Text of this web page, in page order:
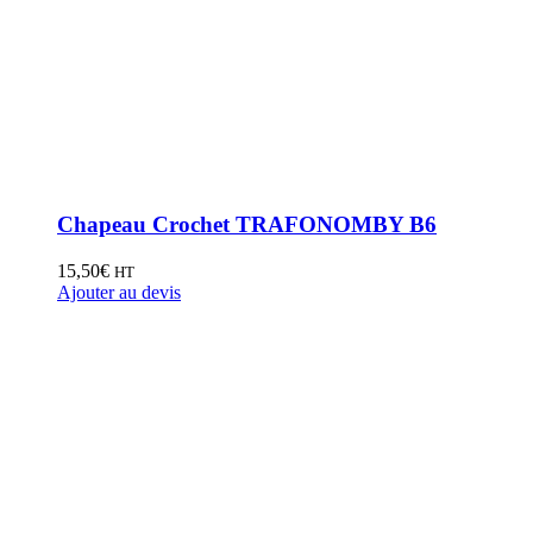
Chapeau Crochet TRAFONOMBY B6
15,50€ HT
Ajouter au devis